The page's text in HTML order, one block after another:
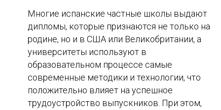
Многие испанские частные школы выдают
дипломы, которые признаются не только на
родине, но и в США или Великобритании, а
университеты используют в
образовательном процессе самые
современные методики и технологии, что
положительно влияет на успешное
трудоустройство выпускников. При этом,